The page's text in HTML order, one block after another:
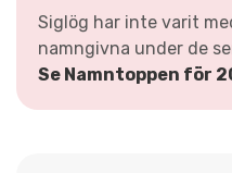
Siglög har inte varit
namngivna under de
Se Namntoppen för